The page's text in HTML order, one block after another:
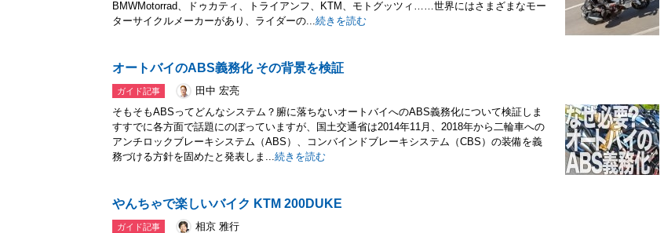
BMWMotorrad、ドゥカティ、トライアンフ、KTM、モトグッツィ……世界にはさまざまなモー
ターサイクルメーカーがあり、ライダーの...続きを読む
オートバイのABS義務化 その背景を検証
ガイド記事
田中 宏亮
そもそもABSってどんなシステム？腑に落ちないオートバイへのABS義務化について検証しま
すすでに各方面で話題にのぼっていますが、国土交通省は2014年11月、2018年から二輪車への
アンチロックブレーキシステム（ABS）、コンバインドブレーキシステム（CBS）の装備を義
務づける方針を固めたと発表しま...続きを読む
やんちゃで楽しいバイク KTM 200DUKE
ガイド記事
相京 雅行